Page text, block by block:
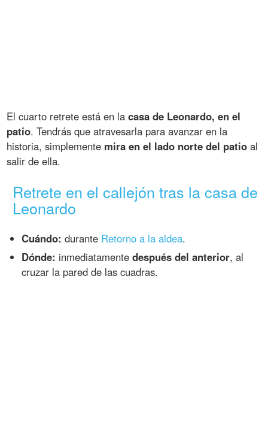
El cuarto retrete está en lacasa de Leonardo, en el
patio. Tendrás que atravesarla para avanzar en la
historia, simplemente mira en el lado norte del patio al
salir de ella.
Retrete en el callejón tras la casa de
Leonardo
Cuándo: durante Retorno a la aldea.
Dónde: inmediatamentedespués del anterior, al
cruzar la pared de las cuadras.